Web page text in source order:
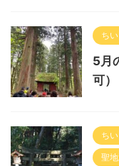
ち
5月
可）
ち
聖